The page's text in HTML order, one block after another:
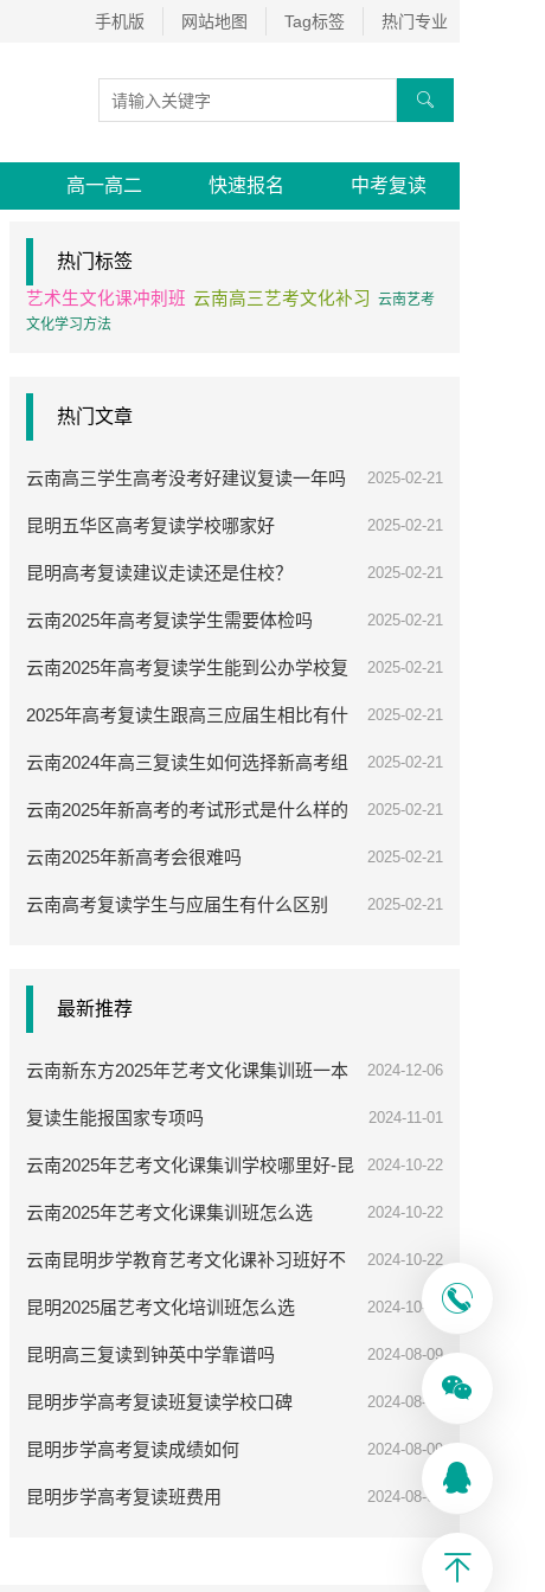
手机版 网站地图 Tag标签 热门专业

高一高二 快速报名 中考复读
热门标签
艺术生文化课冲刺班 云南高三艺考文化补习 云南艺考
文化学习方法
热门文章
云南高三学生高考没考好建议复读一年吗 2025-02-21
昆明五华区高考复读学校哪家好 2025-02-21
昆明高考复读建议走读还是住校？ 2025-02-21
云南2025年高考复读学生需要体检吗 2025-02-21
云南2025年高考复读学生能到公办学校复
读吗
2025-02-21
2025年高考复读生跟高三应届生相比有什
么优势
2025-02-21
云南2024年高三复读生如何选择新高考组
合
2025-02-21
云南2025年新高考的考试形式是什么样的 2025-02-21
云南2025年新高考会很难吗 2025-02-21
云南高考复读学生与应届生有什么区别 2025-02-21
最新推荐
云南新东方2025年艺考文化课集训班一本
率高吗
2024-12-06
复读生能报国家专项吗 2024-11-01
云南2025年艺考文化课集训学校哪里好-昆
明步学教育
2024-10-22
云南2025年艺考文化课集训班怎么选 2024-10-22
云南昆明步学教育艺考文化课补习班好不
好
2024-10-22
昆明2025届艺考文化培训班怎么选 2024-10-08
昆明高三复读到钟英中学靠谱吗 2024-08-09
昆明步学高考复读班复读学校口碑 2024-08-09
昆明步学高考复读成绩如何 2024-08-09
昆明步学高考复读班费用 2024-08-09